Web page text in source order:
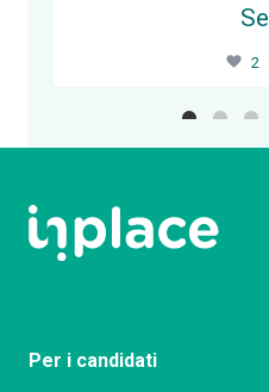
Se
2
Per i candidati